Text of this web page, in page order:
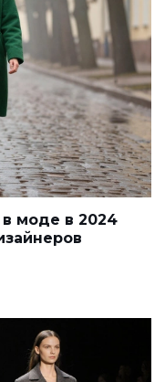
моде в 2024